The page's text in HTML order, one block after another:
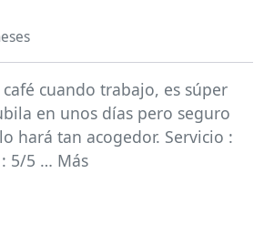
cuando trabajo, es súper
en unos días pero seguro
hará tan acogedor. Servicio :
5/5 … Más